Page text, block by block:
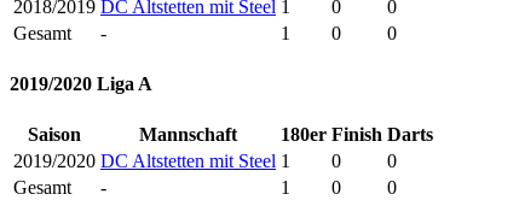
2018/2019 DC Altstetten mit Steel 1 0
0
Gesamt
- 1 0 0
2019/2020 Liga A
Saison Mannschaft 180er Finish Darts
2019/2020 DC Altstetten mit Steel 1 0
0
Gesamt
- 1 0 0